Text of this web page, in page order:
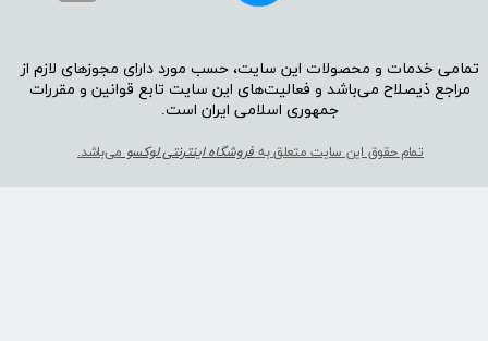
تمامی خدمات و محصولات این سایت، حسب مورد دارای مجوز‌‌‌‌های لازم از
مراجع ذیصلاح می‌باشد و فعالیت‌‌‌‌های این سایت تابع قوانین و مقررات
جمهوری اسلامی ایران است.​​​​​​​
تمام حقوق این سایت متعلق بهفروشگاه اینترنتی لوکسومی‌باشد.